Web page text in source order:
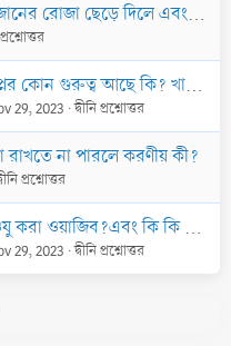
পূর্বেই ইন্তেকাল করলে তার গুনাহ হবে কী? বা তার কাফফারা কী?
খারাপ স্বপ্ন দেখলে করণীয় কি? বিস্তারিত জানতে চাই।
29, 2023 দ্বীনি প্রশ্নোত্তর
না পারলে করণীয় কী?
প্রশ্নোত্তর
কি কি কাজের পূর্বে ওযু করা সুন্নাহ বা মুস্তাহাব।
29, 2023 দ্বীনি প্রশ্নোত্তর
Link